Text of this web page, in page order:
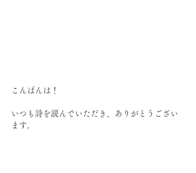
こんばんは！
いつも詩を読んでいただき、ありがとうござい
ます。